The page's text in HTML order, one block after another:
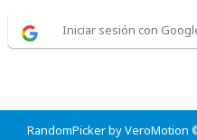
Iniciar sesión con
RandomPicker by VeroMotion